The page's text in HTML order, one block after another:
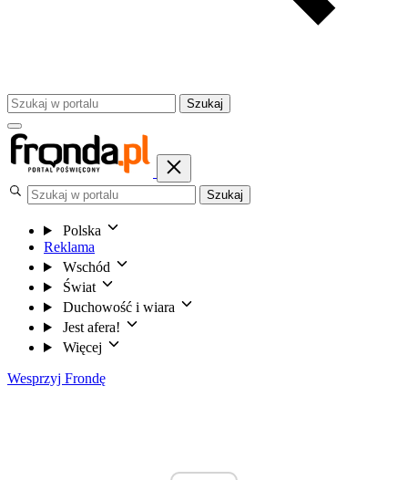
Szukaj
Szukaj
Polska
Reklama
Wschód
Świat
Duchowość i wiara
Jest afera!
Więcej
Wesprzyj Frondę